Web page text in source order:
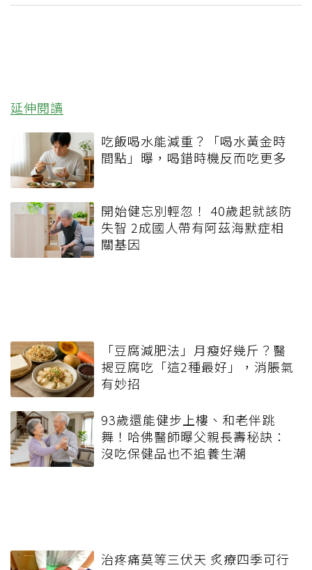
延伸閱讀
吃飯喝水能減重？「喝水黃金時
間點」曝，喝錯時機反而吃更多
開始健忘別輕忽！ 40歲起就該防
失智 2成國人帶有阿茲海默症相
關基因
「豆腐減肥法」月瘦好幾斤？醫
揭豆腐吃「這2種最好」，消脹氣
有妙招
93歲還能健步上樓、和老伴跳
舞！哈佛醫師曝父親長壽秘訣：
沒吃保健品也不追養生潮
治疼痛莫等三伏天 炙療四季可行